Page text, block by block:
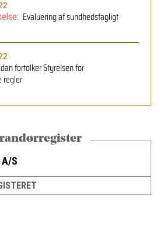
Evaluering af sundhedsfagligt
fortolker Styrelsen for
regler
S